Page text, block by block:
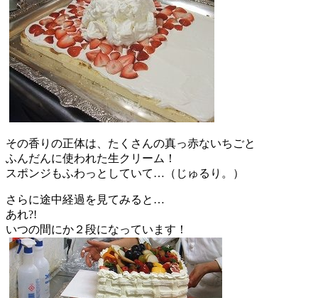
その香りの正体は、たくさんの真っ赤ないちごと
ふんだんに使われた生クリーム！
スポンジもふわっとしていて…（じゅるり。）
さらに途中経過を見てみると…
あれ?!
いつの間にか２段になっています！